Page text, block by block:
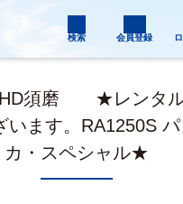
検索 会員登録
須磨 ★レンタル
います。RA1250S パ
カ・スペシャル★